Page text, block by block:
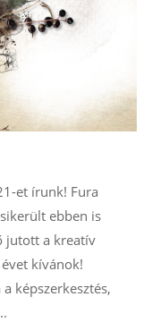
et írunk! Fura
ebben is
jutott a kreatív
kívánok!
képszerkesztés,